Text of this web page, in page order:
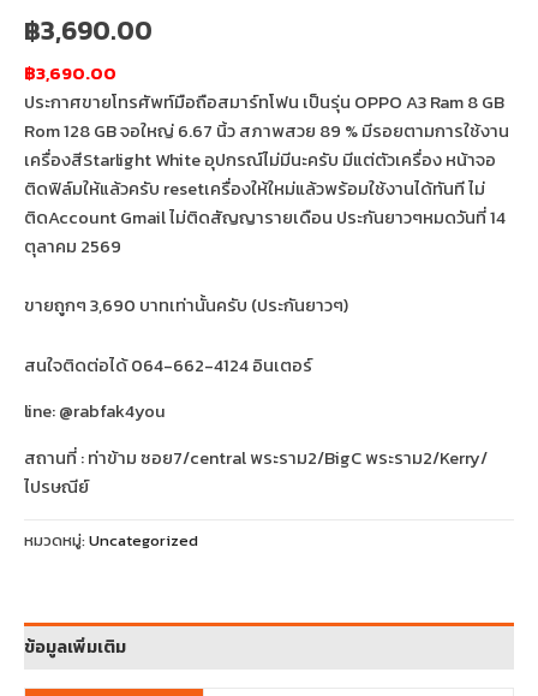
฿3,690.00
฿3,690.00
ประกาศขายโทรศัพท์มือถือสมาร์ทโฟน เป็นรุ่น OPPO A3 Ram 8 GB
Rom 128 GB จอใหญ่ 6.67 นิ้ว สภาพสวย 89 % มีรอยตามการใช้งาน
เครื่องสีStarlight White อุปกรณ์ไม่มีนะครับ มีแต่ตัวเครื่อง หน้าจอ
ติดฟิล์มให้แล้วครับ resetเครื่องให้ใหม่แล้วพร้อมใช้งานได้ทันที ไม่
ติดAccount Gmail ไม่ติดสัญญารายเดือน ประกันยาวๆหมดวันที่ 14
ตุลาคม 2569
ขายถูกๆ 3,690 บาทเท่านั้นครับ (ประกันยาวๆ)
สนใจติดต่อได้ 064-662-4124 อินเตอร์
line: @rabfak4you
สถานที่ : ท่าข้าม ซอย7/central พระราม2/BigC พระราม2/Kerry/
ไปรษณีย์
หมวดหมู่: Uncategorized
ข้อมูลเพิ่มเติม